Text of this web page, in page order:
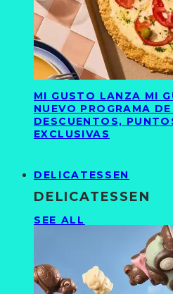
MI GUSTO LANZA MI
NUEVO PROGRAMA
DESCUENTOS,
EXCLUSIVAS
DELICATESSEN
DELICATESSEN
SEE ALL